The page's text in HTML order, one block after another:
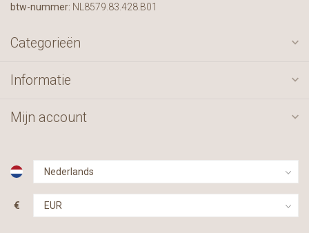
btw-nummer: NL8579.83.428.B01
Categorieën
Informatie
Mijn account
€